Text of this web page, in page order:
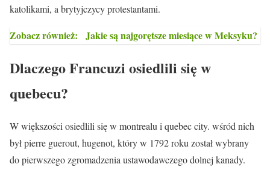
katolikami, a brytyjczycy protestantami.
Zobacz również: Jakie są najgorętsze miesiące w Meksyku?
Dlaczego Francuzi osiedlili się w
quebecu?
W większości osiedlili się w montrealu i quebec city. wśród nich
był pierre guerout, hugenot, który w 1792 roku został wybrany
do pierwszego zgromadzenia ustawodawczego dolnej kanady.